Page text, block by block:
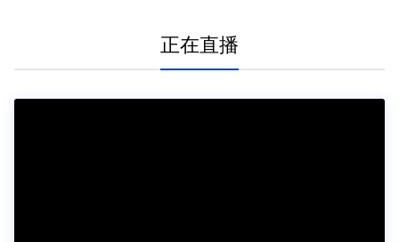
正在直播